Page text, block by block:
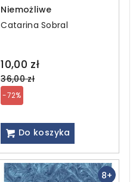
Niemożliwe
Catarina Sobral
10,00 zł
Regular
price
36,00 zł
-72%
Do koszyka
8+